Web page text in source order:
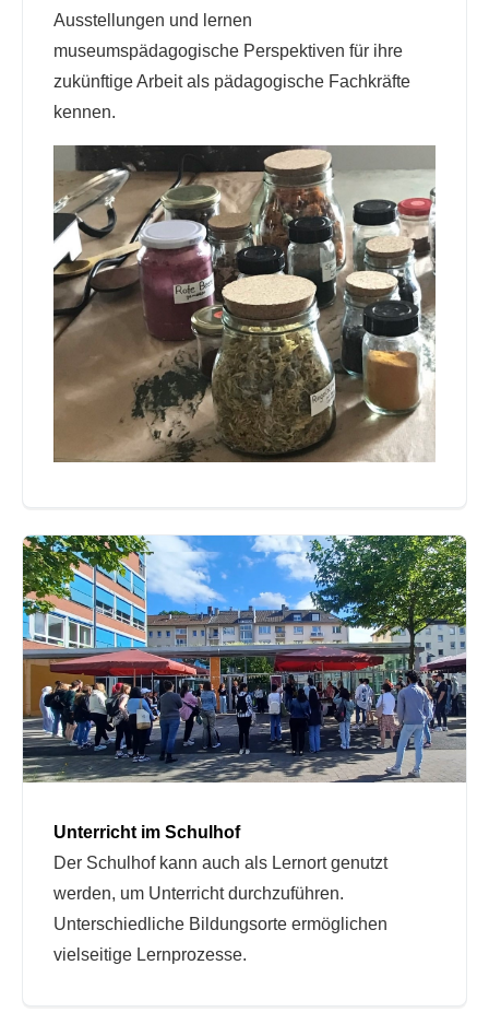
Ausstellungen und lernen
museumspädagogische Perspektiven für ihre
zukünftige Arbeit als pädagogische Fachkräfte
kennen.
Unterricht im Schulhof
Der Schulhof kann auch als Lernort genutzt
werden, um Unterricht durchzuführen.
Unterschiedliche Bildungsorte ermöglichen
vielseitige Lernprozesse.